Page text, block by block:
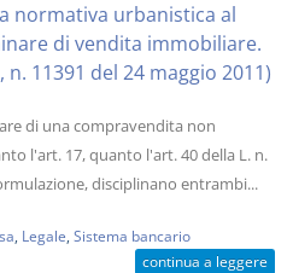
normativa urbanistica al
di vendita immobiliare.
n. 11391 del 24 maggio 2011)
di una compravendita non
l'art. 17, quanto l'art. 40 della L. n.
disciplinano entrambi...
Legale Sistema bancario
continua a leggere